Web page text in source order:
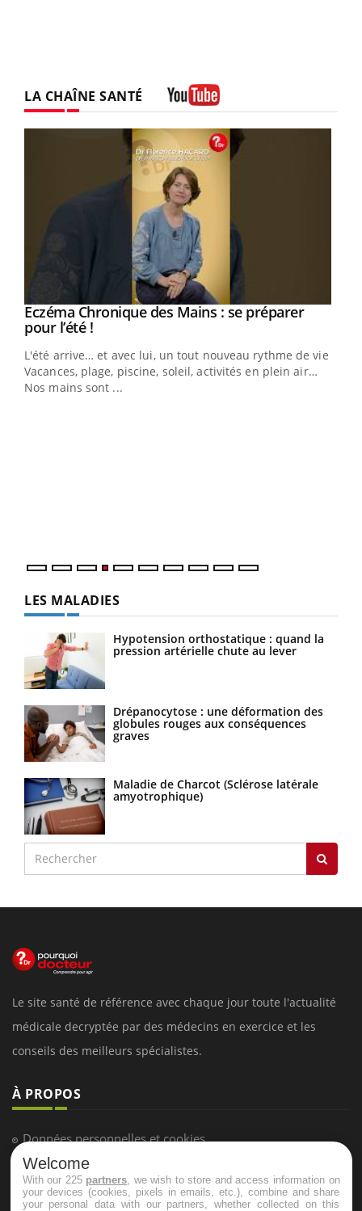
LA CHAÎNE SANTÉ
Youtube
Eczéma Chronique des Mains : se préparer
pour l’été !Youtube
L'été arrive… et avec lui, un tout nouveau rythme de vie !
Vacances, plage, piscine, soleil, activités en plein air…
Nos mains sont ...
LES MALADIES
Hypotension orthostatique : quand la
pression artérielle chute au lever
Drépanocytose : une déformation des
globules rouges aux conséquences
graves
Maladie de Charcot (Sclérose latérale
amyotrophique)
Le site santé de référence avec chaque jour toute l'actualité
médicale decryptée par des médecins en exercice et les
conseils des meilleurs spécialistes.
À PROPOS
Données personnelles et cookies
Qui sommes-nous
Conditions d'utilisation
Welcome
With our 225 partners , we wish to store and access information on
your devices (cookies, pixels in emails, etc.), combine and share
your personal data with our partners, whether collected on this